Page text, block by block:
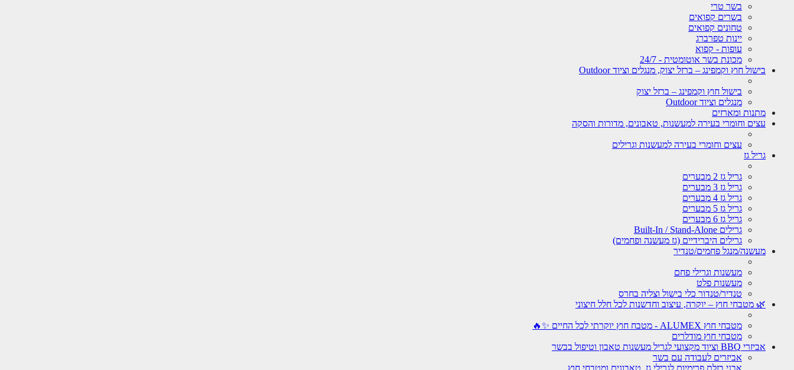
בשר טרי
בשרים קפואים
טחונים קפואים
יינות טפרברג
עופות - קפוא
מכונת בשר אוטומטית - 24/7
בישול חוץ וקמפינג – ברזל יצוק, מנגלים וציוד Outdoor
בישול חוץ וקמפינג – ברזל יצוק
מנגלים וציוד Outdoor
מתנות ומארזים
עצים וחומרי בעירה למעשנות, טאבונים, מדורות והסקה
עצים וחומרי בעירה למעשנות וגרילים
גריל גז
גריל גז 2 מבערים
גריל גז 3 מבערים
גריל גז 4 מבערים
גריל גז 5 מבערים
גריל גז 6 מבערים
גרילים Built-In / Stand-Alone
גרילים היברידיים (גז מעשנה ופחמים)
מעשנה/מנגל פחמים/טנדיר
מעשנות וגרילי פחם
מעשנות פלט
טנדיר/טנדור כלי בישול וצליה בחרס
🌿 מטבחי חוץ – יוקרה, עיצוב וחדשנות לכל חלל חיצוני
מטבחי חוץ ALUMEX - מטבח חוץ יוקרתי לכל החיים ✨🔥
מטבחי חוץ מודלרים
אביזרי BBQ וציוד מקצועי לגריל מעשנות טאבון וטיפול בבשר
אביזרים לעבודה עם בשר
אבני בזלת פרימיום לגרילי גז, טאבונים ומטבחי חוץ